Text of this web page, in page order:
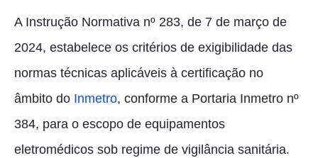
A Instrução Normativa nº 283, de 7 de março de
2024, estabelece os critérios de exigibilidade das
normas técnicas aplicáveis à certificação no
âmbito do Inmetro, conforme a Portaria Inmetro nº
384, para o escopo de equipamentos
eletromédicos sob regime de vigilância sanitária.